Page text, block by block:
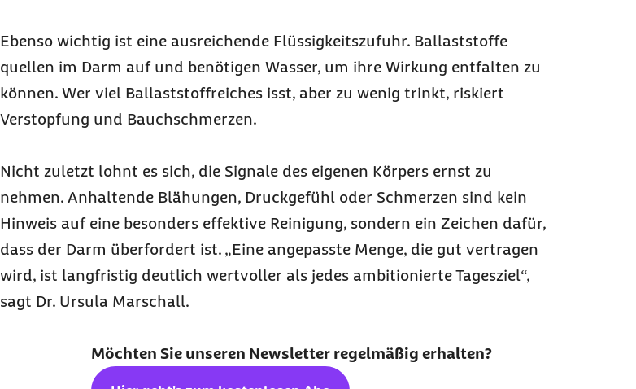
Ebenso wichtig ist eine ausreichende Flüssigkeitszufuhr. Ballaststoffe
quellen im Darm auf und benötigen Wasser, um ihre Wirkung entfalten zu
können. Wer viel Ballaststoffreiches isst, aber zu wenig trinkt, riskiert
Verstopfung und Bauchschmerzen.
Nicht zuletzt lohnt es sich, die Signale des eigenen Körpers ernst zu
nehmen. Anhaltende Blähungen, Druckgefühl oder Schmerzen sind kein
Hinweis auf eine besonders effektive Reinigung, sondern ein Zeichen dafür,
dass der Darm überfordert ist. „Eine angepasste Menge, die gut vertragen
wird, ist langfristig deutlich wertvoller als jedes ambitionierte Tagesziel“,
sagt Dr. Ursula Marschall.
Möchten Sie unseren Newsletter regelmäßig erhalten?